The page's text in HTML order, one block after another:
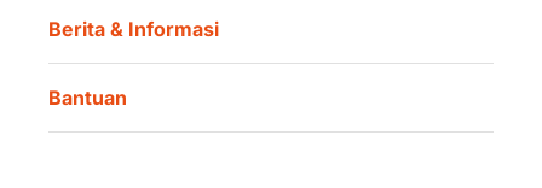
Berita & Informasi
Bantuan